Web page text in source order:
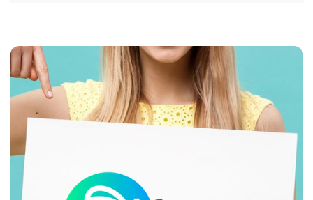
Catégories